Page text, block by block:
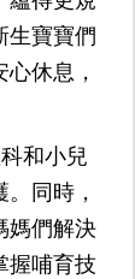
生寶寶們
休息，
和小兒
同時，
媽們解決
握哺育技